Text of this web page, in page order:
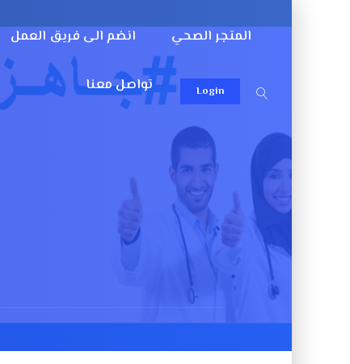
انضم الى فريق العمل المتجر الصحي
تواصل معنا Login